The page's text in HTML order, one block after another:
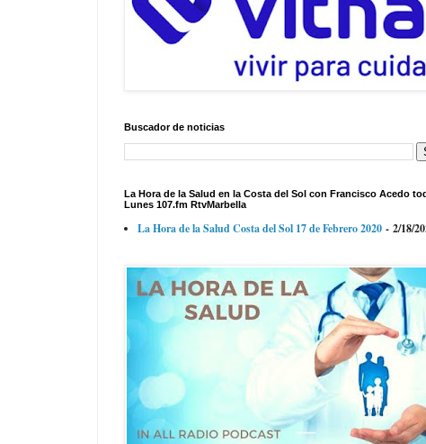
Buscador de noticias
La Hora de la Salud en la Costa del Sol con Francisco Acedo
Lunes 107.fm RtvMarbella
La Hora de la Salud Costa del Sol 17 de Febrero 2020 - 2/18/